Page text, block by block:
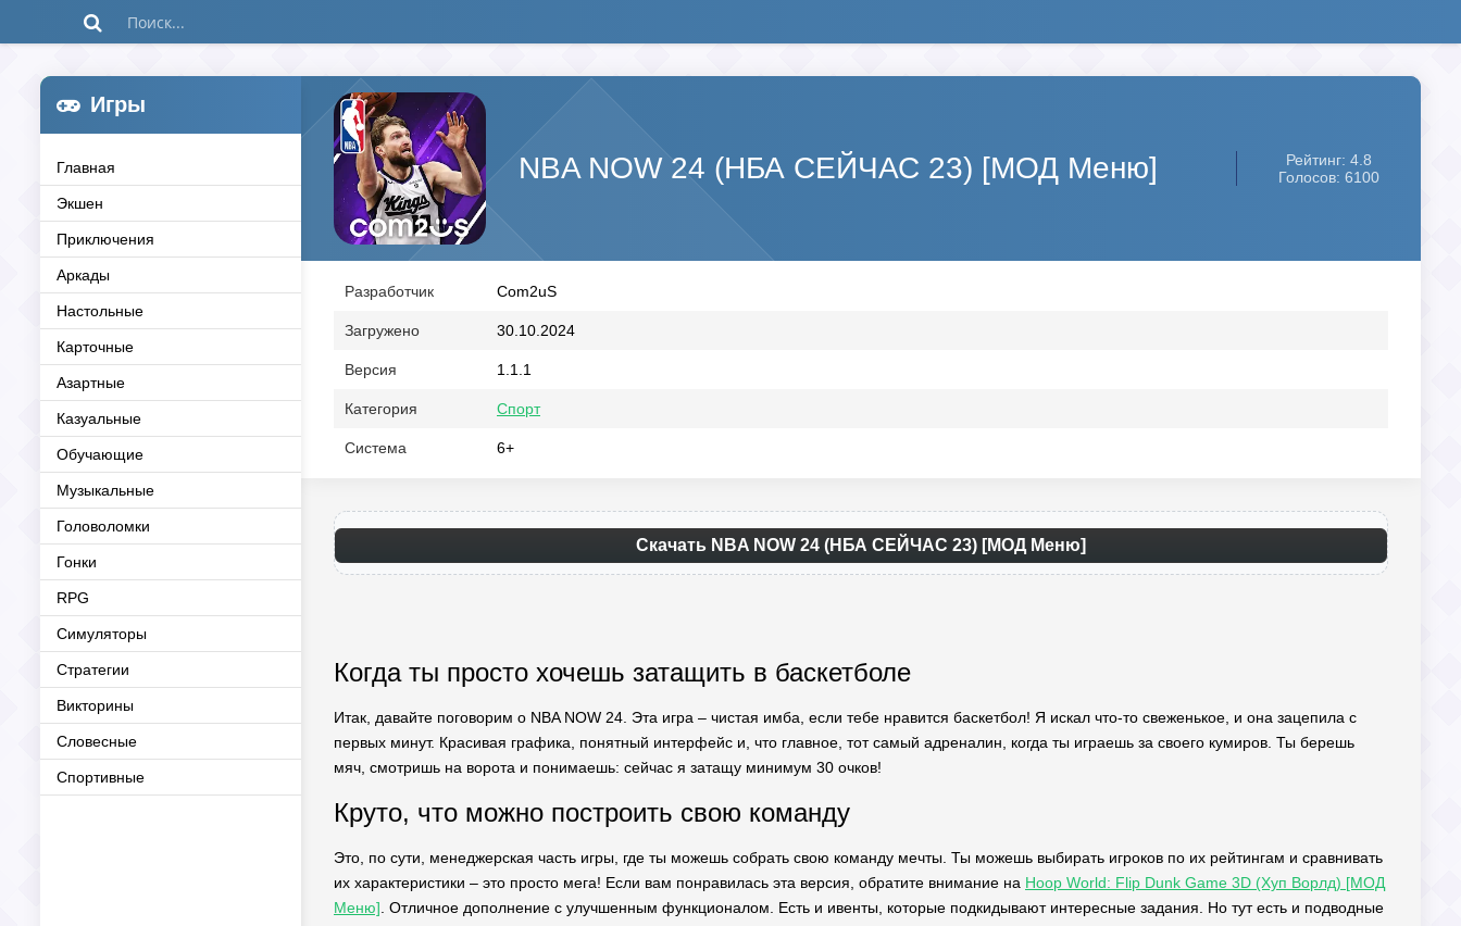
Игры
Главная
Экшен
Приключения
Аркады
Настольные
Карточные
Азартные
Казуальные
Обучающие
Музыкальные
Головоломки
Гонки
RPG
Симуляторы
Стратегии
Викторины
Словесные
Спортивные
NBA NOW 24 (НБА СЕЙЧАС 23) [МОД Меню]
Рейтинг: 4.8
Голосов: 6100
Разработчик Com2uS
Загружено 30.10.2024
Версия 1.1.1
Категория Спорт
Система 6+
Скачать NBA NOW 24 (НБА СЕЙЧАС 23) [МОД Меню]
Когда ты просто хочешь затащить в баскетболе
Итак, давайте поговорим о NBA NOW 24. Эта игра – чистая имба, если тебе нравится баскетбол! Я искал что-то свеженькое, и она зацепила с
первых минут. Красивая графика, понятный интерфейс и, что главное, тот самый адреналин, когда ты играешь за своего кумиров. Ты берешь
мяч, смотришь на ворота и понимаешь: сейчас я затащу минимум 30 очков!
Круто, что можно построить свою команду
Это, по сути, менеджерская часть игры, где ты можешь собрать свою команду мечты. Ты можешь выбирать игроков по их рейтингам и сравнивать
их характеристики – это просто мега! Если вам понравилась эта версия, обратите внимание на Hoop World: Flip Dunk Game 3D (Хуп Ворлд) [МОД
Меню] . Отличное дополнение с улучшенным функционалом. Есть и ивенты, которые подкидывают интересные задания. Но тут есть и подводные